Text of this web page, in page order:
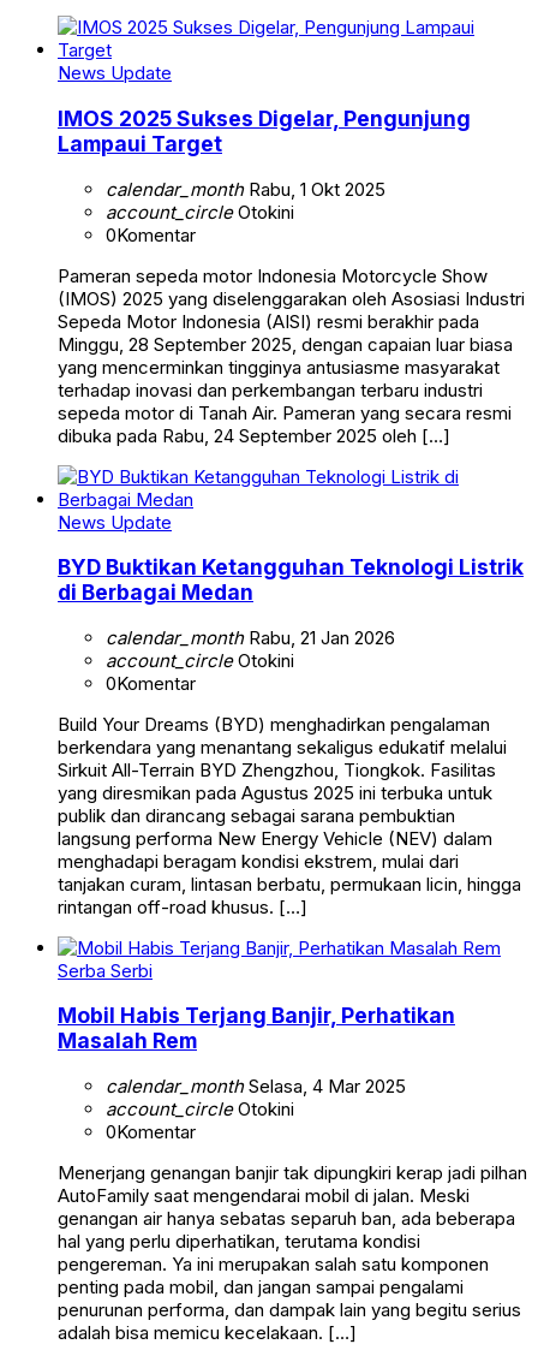
News Update
IMOS 2025 Sukses Digelar, Pengunjung
Lampaui Target
calendar_monthRabu, 1 Okt 2025
account_circleOtokini
0Komentar
Pameran sepeda motor Indonesia Motorcycle Show
(IMOS) 2025 yang diselenggarakan oleh Asosiasi Industri
Sepeda Motor Indonesia (AISI) resmi berakhir pada
Minggu, 28 September 2025, dengan capaian luar biasa
yang mencerminkan tingginya antusiasme masyarakat
terhadap inovasi dan perkembangan terbaru industri
sepeda motor di Tanah Air. Pameran yang secara resmi
dibuka pada Rabu, 24 September 2025 oleh […]
News Update
BYD Buktikan Ketangguhan Teknologi Listrik
di Berbagai Medan
calendar_monthRabu, 21 Jan 2026
account_circleOtokini
0Komentar
Build Your Dreams (BYD) menghadirkan pengalaman
berkendara yang menantang sekaligus edukatif melalui
Sirkuit All-Terrain BYD Zhengzhou, Tiongkok. Fasilitas
yang diresmikan pada Agustus 2025 ini terbuka untuk
publik dan dirancang sebagai sarana pembuktian
langsung performa New Energy Vehicle (NEV) dalam
menghadapi beragam kondisi ekstrem, mulai dari
tanjakan curam, lintasan berbatu, permukaan licin, hingga
rintangan off-road khusus. […]
Serba Serbi
Mobil Habis Terjang Banjir, Perhatikan
Masalah Rem
calendar_monthSelasa, 4 Mar 2025
account_circleOtokini
0Komentar
Menerjang genangan banjir tak dipungkiri kerap jadi pilhan
AutoFamily saat mengendarai mobil di jalan. Meski
genangan air hanya sebatas separuh ban, ada beberapa
hal yang perlu diperhatikan, terutama kondisi
pengereman. Ya ini merupakan salah satu komponen
penting pada mobil, dan jangan sampai pengalami
penurunan performa, dan dampak lain yang begitu serius
adalah bisa memicu kecelakaan. […]